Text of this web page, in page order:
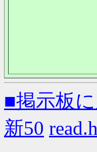
■掲示板
新50